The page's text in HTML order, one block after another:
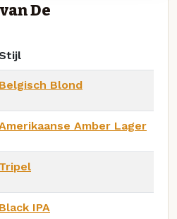
De
Belgisch Blond
Amber Lager
Tripel
Black IPA